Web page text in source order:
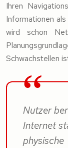
Ihren
Informationen
wird schon
Schwachstellen
Nutzer
Internet